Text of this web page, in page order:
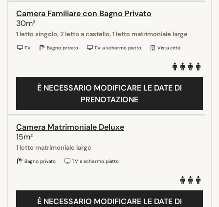
Camera Familiare con Bagno Privato
30m²
1 letto singolo, 2 letto a castello, 1 letto matrimoniale large
TV Bagno privato TV a schermo piatto Vista città
È NECESSARIO MODIFICARE LE DATE DI
PRENOTAZIONE
Camera Matrimoniale Deluxe
15m²
1 letto matrimoniale large
Bagno privato TV a schermo piatto
È NECESSARIO MODIFICARE LE DATE DI